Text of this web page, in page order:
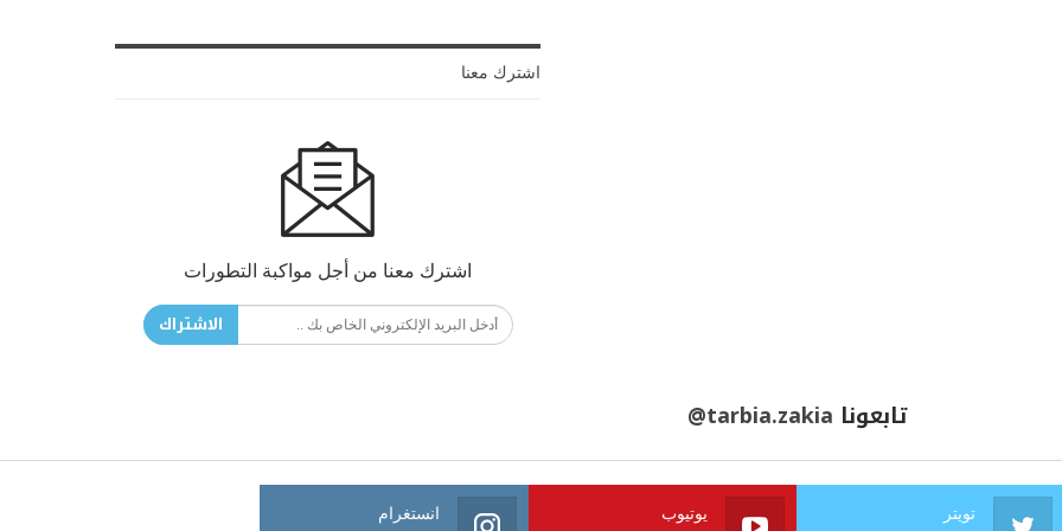
اشترك معنا
اشترك معنا من أجل مواكبة التطورات
الاشتراك
تابعونا @tarbia.zakia
تويتر يوتيوب انستغرام